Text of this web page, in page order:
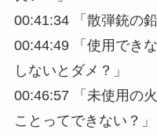
00:41:34 「散弾銃の
00:44:49 「使用でき
しないとダメ？」
00:46:57 「未使用の
ことってできない？」